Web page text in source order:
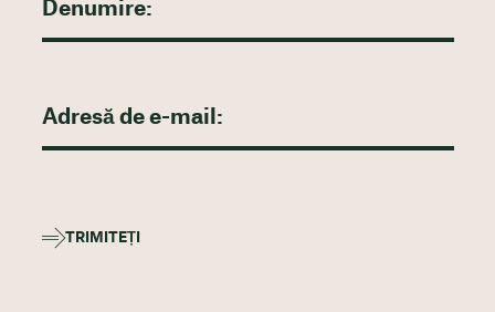
TRIMITEȚI